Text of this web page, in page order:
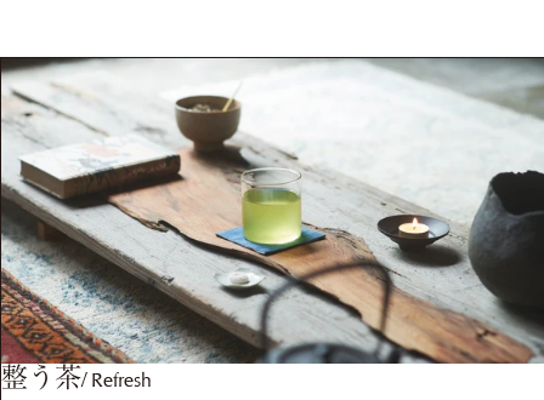
整う茶/ Refresh